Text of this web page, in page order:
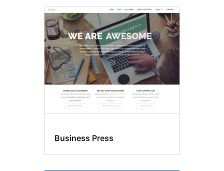
Business Press